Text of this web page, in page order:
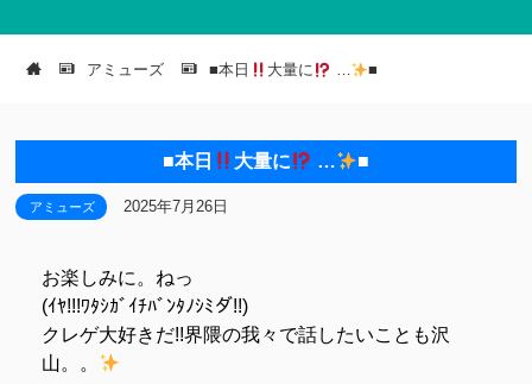
アミューズ ■本日 大量に … ■
■本日 大量に … ■
アミューズ 2025年7月26日
お楽しみに。ねっ
(ｲﾔ!!!ﾜﾀｼｶﾞｲﾁﾊﾞﾝﾀﾉｼﾐダ!!)
クレゲ大好きだ!!界隈の我々で話したいことも沢
山。。